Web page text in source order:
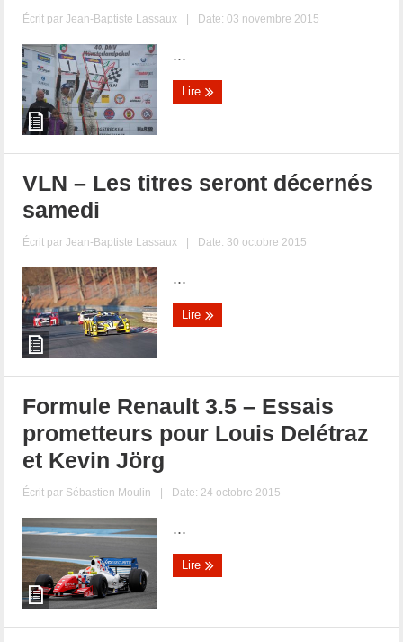
Écrit parJean-Baptiste Lassaux | Date: 03 novembre 2015
...
Lire
VLN – Les titres seront décernés
samedi
Écrit parJean-Baptiste Lassaux | Date: 30 octobre 2015
...
Lire
Formule Renault 3.5 – Essais
prometteurs pour Louis Delétraz
et Kevin Jörg
Écrit par Sébastien Moulin | Date: 24 octobre 2015
...
Lire